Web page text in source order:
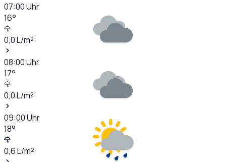
07:00Uhr
16°
0,0L/m²
08:00Uhr
17°
0,0L/m²
09:00Uhr
18°
0,6L/m²